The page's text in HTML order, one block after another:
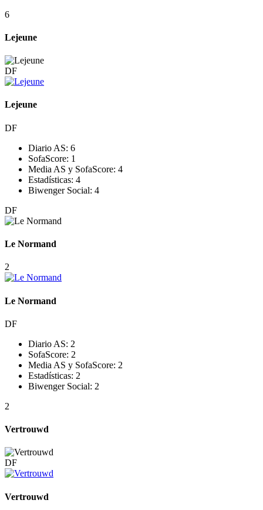
6
Lejeune
DF
Lejeune
DF
Diario AS: 6
SofaScore: 1
Media AS y SofaScore: 4
Estadísticas: 4
Biwenger Social: 4
DF
Le Normand
2
Le Normand
DF
Diario AS: 2
SofaScore: 2
Media AS y SofaScore: 2
Estadísticas: 2
Biwenger Social: 2
2
Vertrouwd
DF
Vertrouwd